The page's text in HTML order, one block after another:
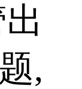
,